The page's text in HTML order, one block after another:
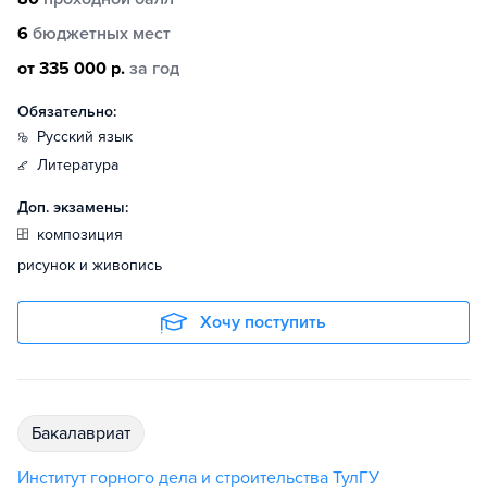
6 бюджетных мест
от 335 000 р. за год
Обязательно:
русский язык
литература
Доп. экзамены:
композиция
рисунок и живопись
Хочу поступить
бакалавриат
Институт горного дела и строительства ТулГУ